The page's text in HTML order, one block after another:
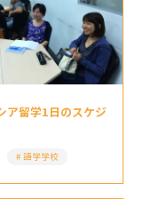
ア留学1日のスケジ
語学学校